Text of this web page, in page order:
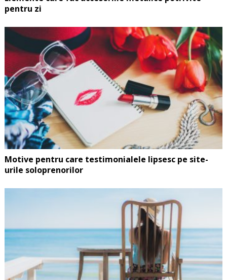
pentru zi
Motive pentru care testimonialele lipsesc pe site-
urile soloprenorilor